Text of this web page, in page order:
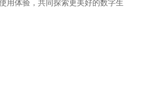
用体验，共同探索更美好的数字生